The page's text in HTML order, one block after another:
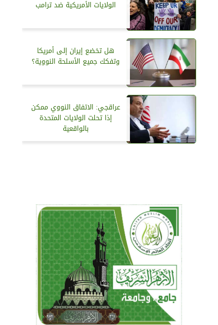
الولايات الأمريكية ضد ترامب
هل تخضع إيران إلى أمريكا
وتفكك جميع الأسلحة النووية؟
عراقجي: الاتفاق النووي ممكن
إذا تحلت الولايات المتحدة
بالواقعية